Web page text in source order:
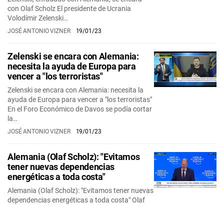
con Olaf Scholz El presidente de Ucrania
Volodímir Zelenski…
JOSÉ ANTONIO VIZNER 19/01/23
Zelenski se encara con Alemania:
necesita la ayuda de Europa para
vencer a "los terroristas"
Zelenski se encara con Alemania: necesita la
ayuda de Europa para vencer a "los terroristas"
En el Foro Económico de Davos se podía cortar
la…
JOSÉ ANTONIO VIZNER 19/01/23
Alemania (Olaf Scholz): "Evitamos
tener nuevas dependencias
energéticas a toda costa"
Alemania (Olaf Scholz): "Evitamos tener nuevas
dependencias energéticas a toda costa" Olaf